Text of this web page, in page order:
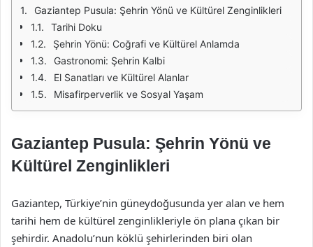
Gaziantep Pusula: Şehrin Yönü ve Kültürel Zenginlikleri
Tarihi Doku
Şehrin Yönü: Coğrafi ve Kültürel Anlamda
Gastronomi: Şehrin Kalbi
El Sanatları ve Kültürel Alanlar
Misafirperverlik ve Sosyal Yaşam
Gaziantep Pusula: Şehrin Yönü ve
Kültürel Zenginlikleri
Gaziantep, Türkiye’nin güneydoğusunda yer alan ve hem
tarihi hem de kültürel zenginlikleriyle ön plana çıkan bir
şehirdir. Anadolu’nun köklü şehirlerinden biri olan